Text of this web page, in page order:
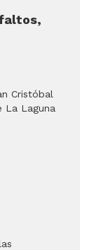
Cristóbal
La Laguna